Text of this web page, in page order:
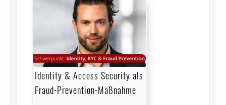
Identity & Access Security als
Fraud-Prevention-Maßnahme